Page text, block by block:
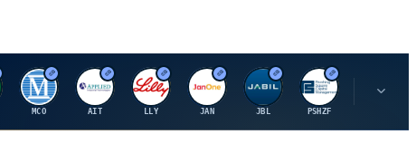
M
MCO
A
AIT
E
LLY
J
JAN
J
JBL
P
PSHZF
O